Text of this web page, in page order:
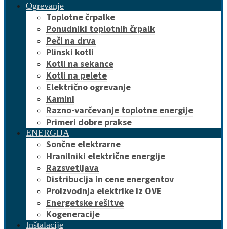
Ogrevanje
Toplotne črpalke
Ponudniki toplotnih črpalk
Peči na drva
Plinski kotli
Kotli na sekance
Kotli na pelete
Električno ogrevanje
Kamini
Razno-varčevanje toplotne energije
Primeri dobre prakse
ENERGIJA
Sončne elektrarne
Hranilniki električne energije
Razsvetljava
Distribucija in cene energentov
Proizvodnja elektrike iz OVE
Energetske rešitve
Kogeneracije
Inštalacije